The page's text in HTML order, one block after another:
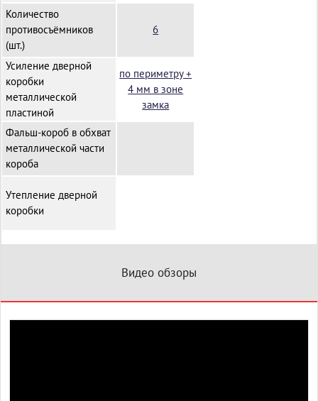
Количество
противосъёмников
(шт.)
6
Усиление дверной
коробки
металлической
пластиной
по периметру +
4 мм в зоне
замка
Фальш-короб в обхват
металлической части
короба
Утепление дверной
коробки
Видео обзоры